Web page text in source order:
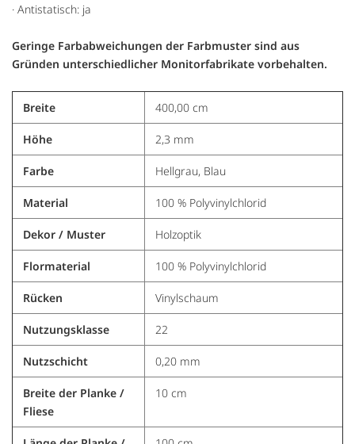
· Antistatisch: ja
Geringe Farbabweichungen der Farbmuster sind aus
Gründen unterschiedlicher Monitorfabrikate vorbehalten.
Breite 400,00 cm
Höhe 2,3 mm
Farbe Hellgrau, Blau
Material 100 % Polyvinylchlorid
Dekor / Muster Holzoptik
Flormaterial 100 % Polyvinylchlorid
Rücken Vinylschaum
Nutzungsklasse 22
Nutzschicht 0,20 mm
Breite der Planke /
Fliese
10 cm